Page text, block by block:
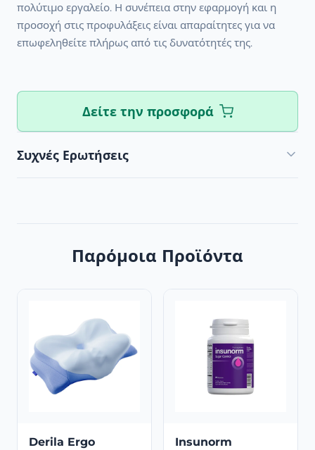
πολύτιμο εργαλείο. Η συνέπεια στην εφαρμογή και η
προσοχή στις προφυλάξεις είναι απαραίτητες για να
επωφεληθείτε πλήρως από τις δυνατότητές της.
Δείτε την προσφορά
Συχνές Ερωτήσεις
Παρόμοια Προϊόντα
Derila Ergo Insunorm